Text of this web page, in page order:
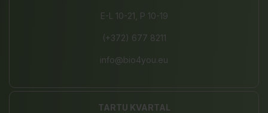
E-L 10-21, P 10-19
(+372) 677 8211
info@bio4you.eu
TARTU KVARTAL